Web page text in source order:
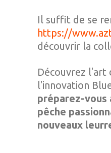
Il suffit de se
https://
découvrir la
Découvrez l'art
l'innovation
préparez-vous
pêche
nouveaux